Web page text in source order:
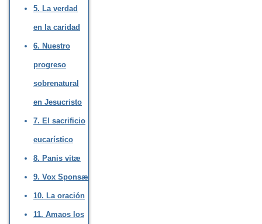
5. La verdad
en la caridad
6. Nuestro
progreso
sobrenatural
en Jesucristo
7. El sacrificio
eucarístico
8. Panis vitæ
9. Vox Sponsæ
10. La oración
11. Amaos los